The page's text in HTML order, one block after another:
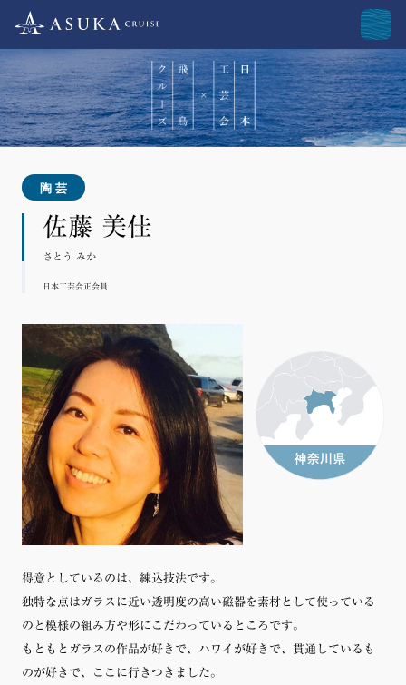
陶芸
佐藤 美佳
さとう みか
日本工芸会正会員
得意としているのは、練込技法です。
独特な点はガラスに近い透明度の高い磁器を素材として使っている
のと模様の組み方や形にこだわっているところです。
もともとガラスの作品が好きで、ハワイが好きで、貫通しているも
のが好きで、ここに行きつきました。